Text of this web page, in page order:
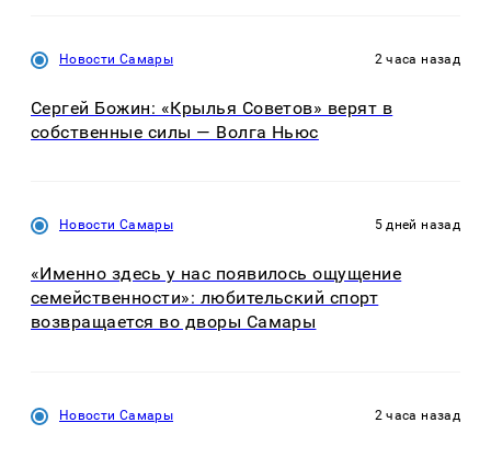
Новости Самары 2 часа назад
Сергей Божин: «Крылья Советов» верят в
собственные силы — Волга Ньюс
Новости Самары 5 дней назад
«Именно здесь у нас появилось ощущение
семейственности»: любительский спорт
возвращается во дворы Самары
Новости Самары 2 часа назад